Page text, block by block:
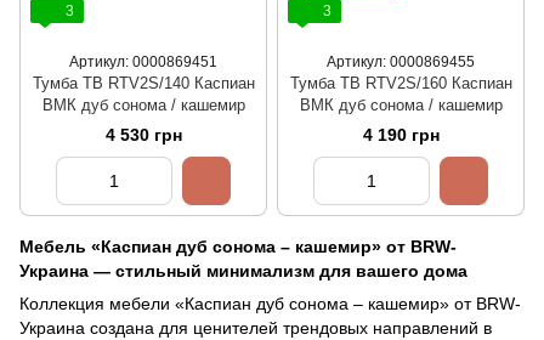
3
Артикул: 0000869451
Тумба ТВ RTV2S/140 Каспиан
ВМК дуб сонома / кашемир
4 530 грн
3
Артикул: 0000869455
Тумба ТВ RTV2S/160 Каспиан
ВМК дуб сонома / кашемир
4 190 грн
Мебель «Каспиан дуб сонома – кашемир» от BRW-
Украина — стильный минимализм для вашего дома
Коллекция мебели «Каспиан дуб сонома – кашемир» от BRW-
Украина создана для ценителей трендовых направлений в